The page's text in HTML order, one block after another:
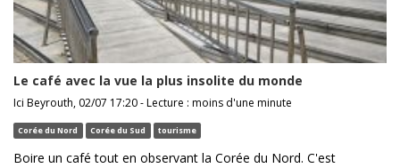
Le café avec la vue la plus insolite du monde
Ici Beyrouth, 02/07 17:20 - Lecture : moins d'une minute
Corée du Nord Corée du Sud tourisme
Boire un café tout en observant la Corée du Nord. C'est